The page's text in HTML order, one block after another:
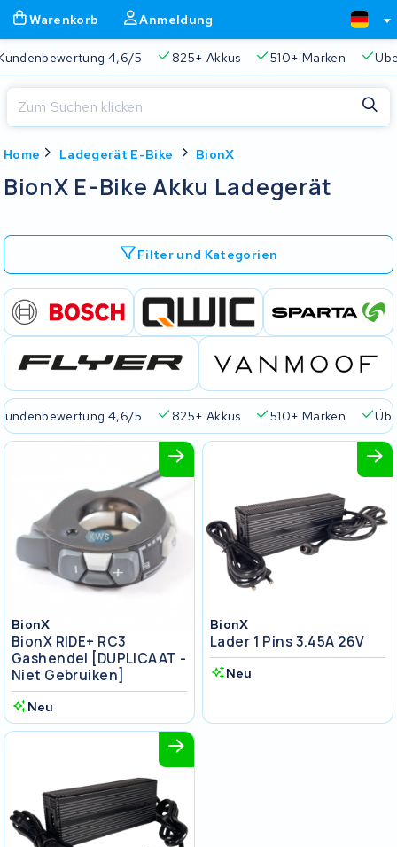
Warenkorb Anmeldung
4,6/5 825+ Akkus 510+ Marken
Home Ladegerät E-Bike BionX
BionX E-Bike Akku Ladegerät
Filter und Kategorien
4,6/5 825+ Akkus 510+ Marken
BionX
BionX RIDE+ RC3
Gashendel [DUPLICAAT -
Niet Gebruiken]
Neu
BionX
Lader 1 Pins 3.45A 26V
Neu
Warenkorb
Immer eine passende Lösung 2 Jahre Garantie
Schließen
Beginnen Sie mit der Eingabe in der Suchleiste, um zu suchen